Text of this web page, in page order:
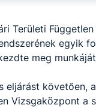
Területi
egyik
meg
eljárást követően,
Vizsgaközpont a